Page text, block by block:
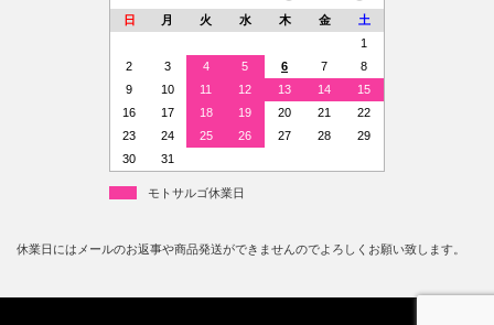
日 月 火 水 木 金
土
1
2
3 4 5 6 7
8
9
10 11 12 13 14
15
16
17 18 19 20 21
22
23
24 25 26 27 28
29
30
31
モトサルゴ休業日
休業日にはメールのお返事や商品発送ができませんのでよろしくお願い致します。